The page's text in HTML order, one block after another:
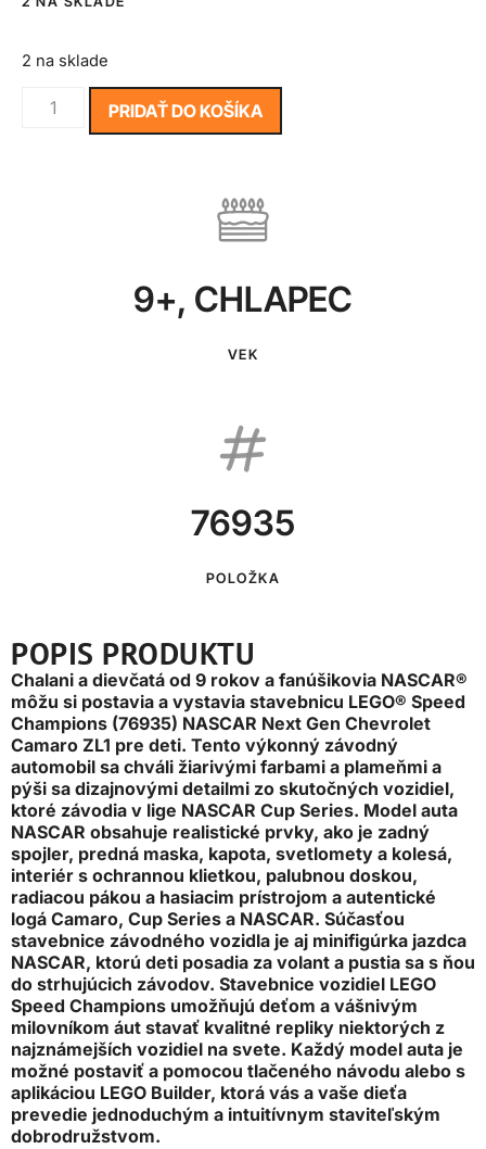
2 na sklade
PRIDAŤ DO KOŠÍKA
9+, CHLAPEC
VEK
76935
POLOŽKA
POPIS PRODUKTU
Chalani a dievčatá od 9 rokov a fanúšikovia NASCAR®
môžu si postavia a vystavia stavebnicu LEGO® Speed
Champions (76935) NASCAR Next Gen Chevrolet
Camaro ZL1 pre deti. Tento výkonný závodný
automobil sa chváli žiarivými farbami a plameňmi a
pýši sa dizajnovými detailmi zo skutočných vozidiel,
ktoré závodia v lige NASCAR Cup Series. Model auta
NASCAR obsahuje realistické prvky, ako je zadný
spojler, predná maska, kapota, svetlomety a kolesá,
interiér s ochrannou klietkou, palubnou doskou,
radiacou pákou a hasiacim prístrojom a autentické
logá Camaro, Cup Series a NASCAR. Súčasťou
stavebnice závodného vozidla je aj minifigúrka jazdca
NASCAR, ktorú deti posadia za volant a pustia sa s ňou
do strhujúcich závodov. Stavebnice vozidiel LEGO
Speed Champions umožňujú deťom a vášnivým
milovníkom áut stavať kvalitné repliky niektorých z
najznámejších vozidiel na svete. Každý model auta je
možné postaviť a pomocou tlačeného návodu alebo s
aplikáciou LEGO Builder, ktorá vás a vaše dieťa
prevedie jednoduchým a intuitívnym staviteľským
dobrodružstvom.